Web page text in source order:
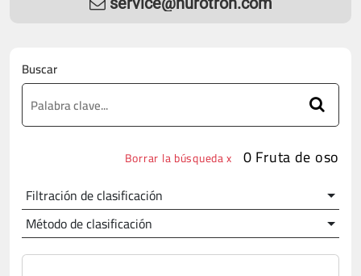
Buscar
Borrar la búsqueda x 0 Fruta de oso
Filtración de clasificación
Método de clasificación